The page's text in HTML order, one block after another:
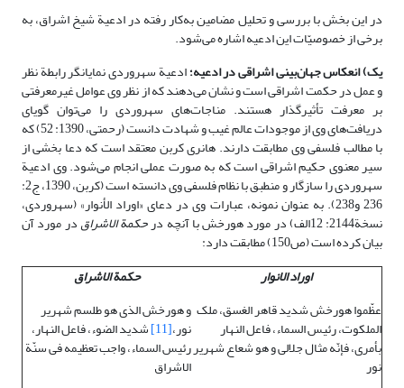
در این بخش با بررسی و تحلیل مضامین به‌کار رفته در ادعیة شیخ اشراق، به
برخی از خصوصیّات این ادعیه اشاره می‌شود.
یک) انعکاس جهان‌بینی اشراقی در ادعیه؛ادعیة سهروردی نمایانگر رابطة نظر
و عمل در حکمت اشراقی است و نشان می‌دهند که از نظر وی عوامل غیرمعرفتی
بر معرفت تأثیرگذار هستند. مناجات‌های سهروردی را می‌توان گویای
دریافت‌های وی از موجودات عالم غیب و شهادت دانست (رحمتی، 1390: 52) که
با مطالب فلسفی وی مطابقت دارند. هانری کربن معتقد است که دعا بخشی از
سیر معنوی حکیم اشراقی است که به صورت عملی انجام می‌شود. وی ادعیة
سهروردی را سازگار و منطبق با نظام فلسفی وی دانسته است (کربن، 1390، ج2:
236 و238). به عنوان نمونه، عبارات وی در دعای «اوراد الأنوار» (سهروردی،
نسخة2144: 12الف) در مورد هورخش با آنچه در حکمة الاشراقدر مورد آن
بیان کرده است (ص150) مطابقت دارد:
اوراد الانوار
حکمة الاشراق
عظّموا هورخش شدید قاهر الغسق، ملک
الملکوت، رئیس السماء، فاعل النهار
بأمری، فإنّه مثال جلالی و هو شعاع شهریر
نور
و هورخش الذى هو طلسم شهریر
نور،[11] شدید الضوء، فاعل النهار،
رئیس السماء، واجب تعظیمه فى سنّة
الاشراق